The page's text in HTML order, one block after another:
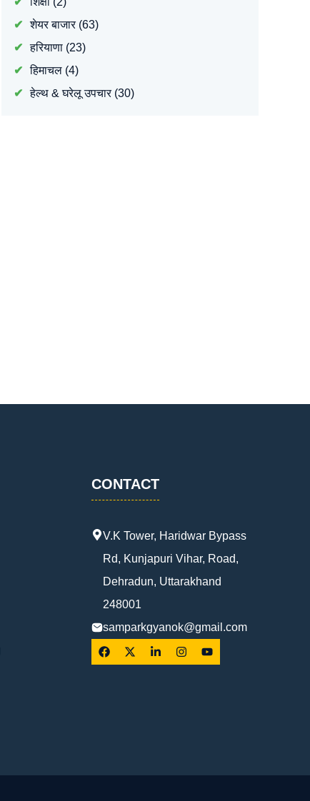
शेयर बाजार(63)
हरियाणा(23)
हिमाचल(4)
हेल्थ & घरेलू उपचार(30)
CONTACT
V.K Tower, Haridwar Bypass
Rd, Kunjapuri Vihar, Road,
Dehradun, Uttarakhand
248001
samparkgyanok@gmail.com